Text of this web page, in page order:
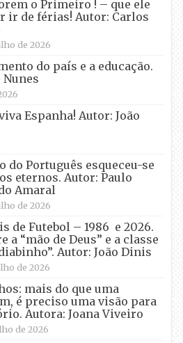
o Primeiro ! – que ele
ir de férias! Autor: Carlos
de 2026
do país e a educação.
Nunes
Espanha! Autor: João
do Português esqueceu-se
eternos. Autor: Paulo
Amaral
de 2026
de Futebol – 1986 e 2026.
a “mão de Deus” e a classe
Autor: João Dinis
de 2026
mais do que uma
é preciso uma visão para
Autora: Joana Viveiro
de 2026